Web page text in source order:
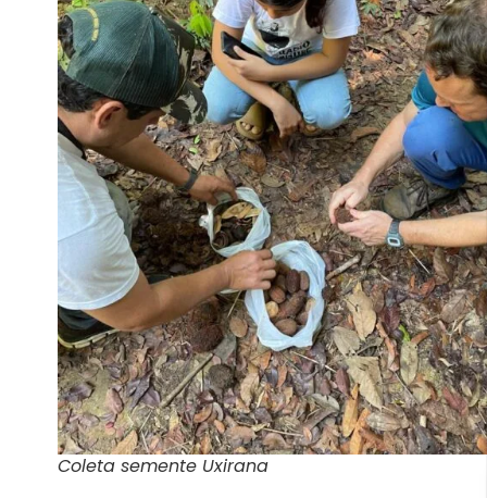
Coleta semente Uxirana